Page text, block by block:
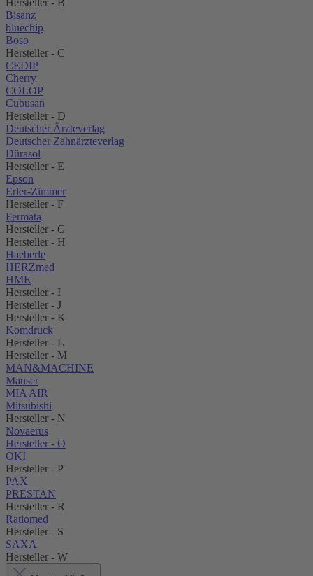
Hersteller - B
Bisanz
bluechip
Boso
Hersteller - C
CEDIP
Cherry
COLOP
Cubusan
Hersteller - D
Deutscher Ärzteverlag
Deutscher Zahnärzteverlag
Dürasol
Hersteller - E
Epson
Erler-Zimmer
Hersteller - F
Fermata
Hersteller - G
Hersteller - H
Haeberle
HERZmed
HME
Hersteller - I
Hersteller - J
Hersteller - K
Komdruck
Hersteller - L
Hersteller - M
MAN&MACHINE
Mauser
MIA AIR
Mitsubishi
Hersteller - N
Novaerus
Hersteller - O
OKI
Hersteller - P
PAX
PRESTAN
Hersteller - R
Ratiomed
Hersteller - S
SAXA
Hersteller - W